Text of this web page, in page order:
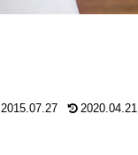
2015.07.27 2020.04.21